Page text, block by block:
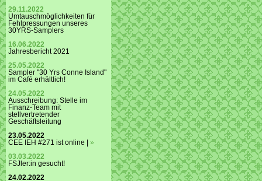
29.11.2022
Umtauschmöglichkeiten für
Fehlpressungen unseres
30YRS-Samplers
16.06.2022
Jahresbericht 2021
25.05.2022
Sampler "30 Yrs Conne Island"
im Café erhältlich!
24.05.2022
Ausschreibung: Stelle im
Finanz-Team mit
stellvertretender
Geschäftsleitung
23.05.2022
CEE IEH #271 ist online | »
03.03.2022
FSJler:in gesucht!
24.02.2022